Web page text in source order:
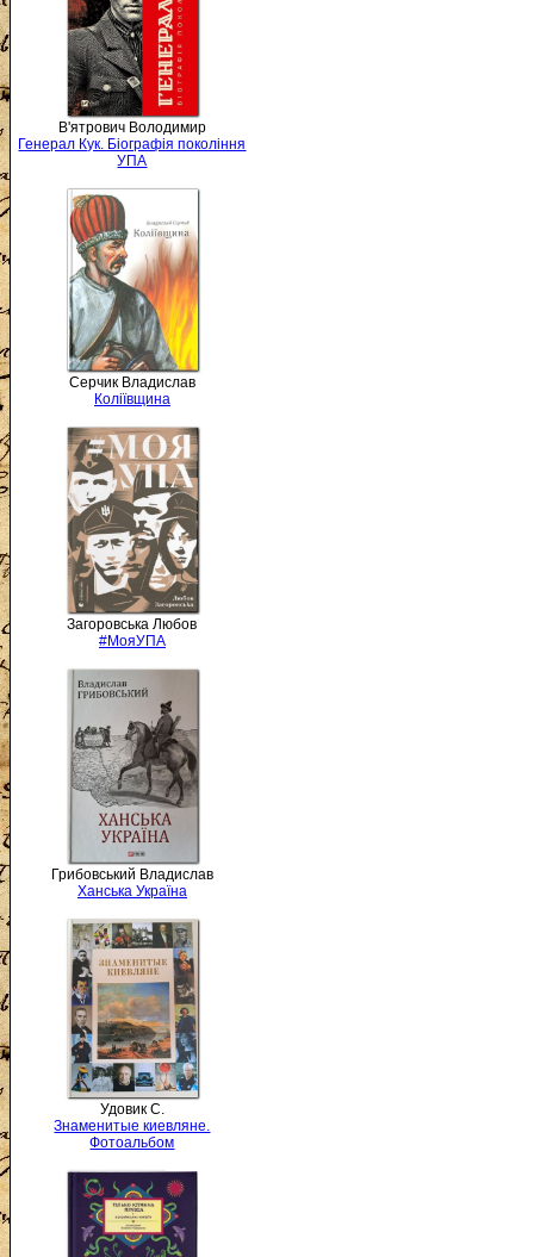
В'ятрович Володимир
Генерал Кук. Біографія покоління
УПА
Серчик Владислав
Коліївщина
Загоровська Любов
#МояУПА
Грибовський Владислав
Ханська Україна
Удовик С.
Знаменитые киевляне.
Фотоальбом